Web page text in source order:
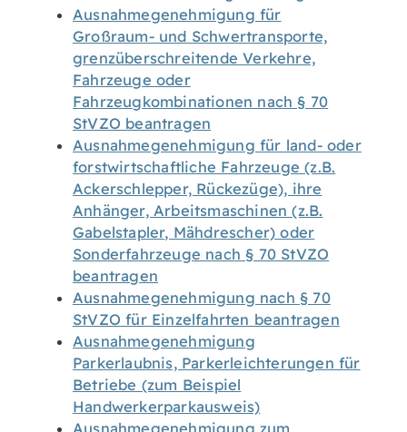
Ausnahmegenehmigung für
Großraum- und Schwertransporte,
grenzüberschreitende Verkehre,
Fahrzeuge oder
Fahrzeugkombinationen nach § 70
StVZO beantragen
Ausnahmegenehmigung für land- oder
forstwirtschaftliche Fahrzeuge (z.B.
Ackerschlepper, Rückezüge), ihre
Anhänger, Arbeitsmaschinen (z.B.
Gabelstapler, Mähdrescher) oder
Sonderfahrzeuge nach § 70 StVZO
beantragen
Ausnahmegenehmigung nach § 70
StVZO für Einzelfahrten beantragen
Ausnahmegenehmigung
Parkerlaubnis, Parkerleichterungen für
Betriebe (zum Beispiel
Handwerkerparkausweis)
Ausnahmegenehmigung zum